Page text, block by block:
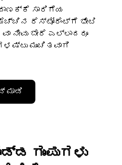
ಸಾರಿಗೆಯ
ರೆಸ್ಟೋರೆಂಟ್‌ಗೆ ಭೇಟಿ
ನೀವು ಬೇರೆ ಎಲ್ಲಾದರೂ
ಮುಂಚಿತವಾಗಿ
ಮಾಡಿ
ಗುಂಪುಗಳು